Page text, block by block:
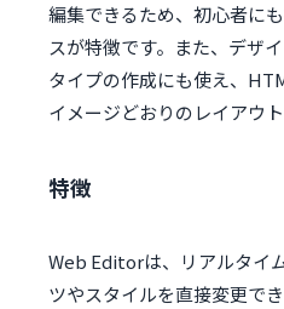
編集できるため、初心者に
スが特徴です。また、デザ
タイプの作成にも使え、
イメージどおりのレイアウ
特徴
Web Editorは、リアルタイ
ツやスタイルを直接変更で